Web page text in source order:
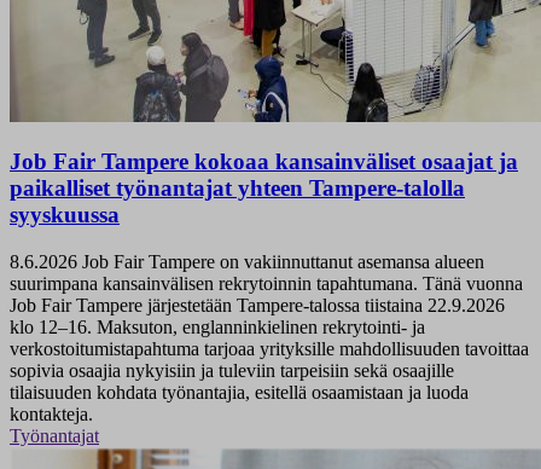
Job Fair Tampere kokoaa kansainväliset osaajat ja
paikalliset työnantajat yhteen Tampere-talolla
syyskuussa
8.6.2026 Job Fair Tampere on vakiinnuttanut asemansa alueen
suurimpana kansainvälisen rekrytoinnin tapahtumana. Tänä vuonna
Job Fair Tampere järjestetään Tampere-talossa tiistaina 22.9.2026
klo 12–16. Maksuton, englanninkielinen rekrytointi- ja
verkostoitumistapahtuma tarjoaa yrityksille mahdollisuuden tavoittaa
sopivia osaajia nykyisiin ja tuleviin tarpeisiin sekä osaajille
tilaisuuden kohdata työnantajia, esitellä osaamistaan ja luoda
kontakteja.
Työnantajat